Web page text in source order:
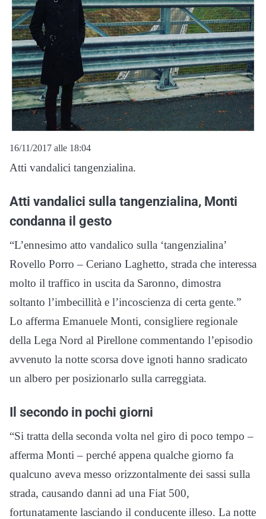
16/11/2017 alle 18:04
Atti vandalici tangenzialina.
Atti vandalici sulla tangenzialina, Monti
condanna il gesto
“L’ennesimo atto vandalico sulla ‘tangenzialina’
Rovello Porro – Ceriano Laghetto, strada che interessa
molto il traffico in uscita da Saronno, dimostra
soltanto l’imbecillità e l’incoscienza di certa gente.”
Lo afferma Emanuele Monti, consigliere regionale
della Lega Nord al Pirellone commentando l’episodio
avvenuto la notte scorsa dove ignoti hanno sradicato
un albero per posizionarlo sulla carreggiata.
Il secondo in pochi giorni
“Si tratta della seconda volta nel giro di poco tempo –
afferma Monti – perché appena qualche giorno fa
qualcuno aveva messo orizzontalmente dei sassi sulla
strada, causando danni ad una Fiat 500,
fortunatamente lasciando il conducente illeso. La notte